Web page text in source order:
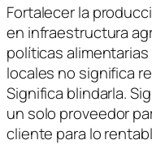
Fortalecer la
en infraestructura
políticas
locales no significa
Significa blindarla.
un solo proveedor
cliente para lo